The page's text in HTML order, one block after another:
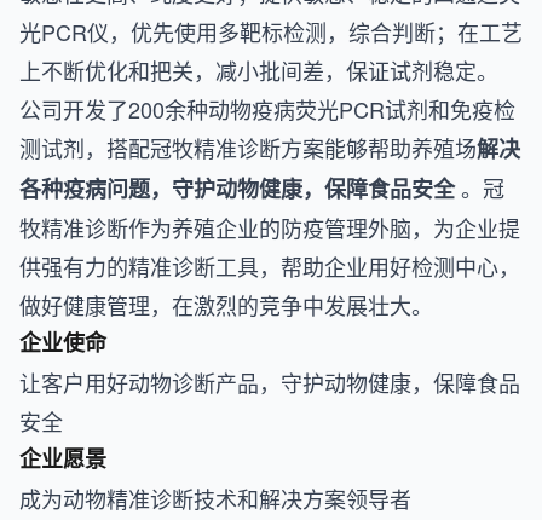
光PCR仪，优先使用多靶标检测，综合判断；在工艺
上不断优化和把关，减小批间差，保证试剂稳定。
公司开发了200余种动物疫病荧光PCR试剂和免疫检
测试剂，搭配冠牧精准诊断方案能够帮助养殖场解决
各种疫病问题，守护动物健康，保障食品安全。冠
牧精准诊断作为养殖企业的防疫管理外脑，为企业提
供强有力的精准诊断工具，帮助企业用好检测中心，
做好健康管理，在激烈的竞争中发展壮大。
企业使命
让客户用好动物诊断产品，守护动物健康，保障食品
安全
企业愿景
成为动物精准诊断技术和解决方案领导者